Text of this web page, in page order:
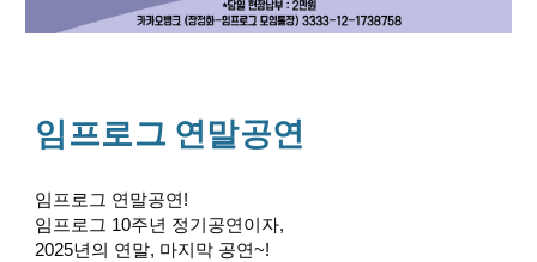
임프로그 연말공연
임프로그 연말공연!
임프로그 10주년 정기공연이자,
2025년의 연말, 마지막 공연~!